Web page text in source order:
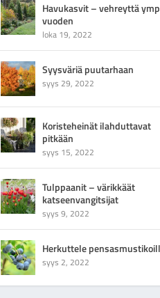
Havukasvit – vehreyttä
vuoden
loka 19, 2022
Syysväriä puutarhaan
syys 29, 2022
Koristeheinät ilahduttavat
pitkään
syys 15, 2022
Tulppaanit – värikkäät
katseenvangitsijat
syys 9, 2022
Herkuttele
syys 2, 2022